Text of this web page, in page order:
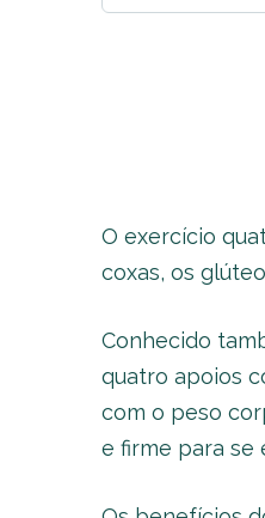
O exercício
coxas, os
Conhecido
quatro apoios
com o peso
e firme para se